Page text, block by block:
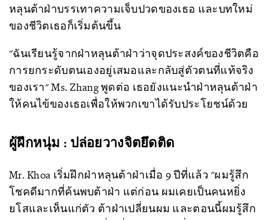
หลุนต้าฝ่าบรรเทาความเจ็บปวดของเธอ และบทใหม่
ของชีวิตเธอก็เริ่มต้นขึ้น
"ฉันเรียนรู้จากฝ่าหลุนต้าฝ่าว่าจุดประสงค์ของชีวิตคือ
การยกระดับตนเองอยู่เสมอและกลับสู่ตัวตนที่แท้จริง
ของเรา" Ms. Zhang พูดต่อ เธอยังแนะนำฝ่าหลุนต้าฝ่า
ให้คนไข้ของเธอเพื่อให้พวกเขาได้รับประโยชน์ด้วย
ผู้ฝึกหนุ่ม : ปล่อยวางจิตยึดติด
Mr. Khoa เริ่มฝึกฝ่าหลุนต้าฝ่าเมื่อ 9 ปีที่แล้ว "ผมรู้สึก
โชคดีมากที่ค้นพบต้าฝ่า แต่ก่อน ผมเคยเป็นคนหยิ่ง
ยโสและเห็นแก่ตัว ต้าฝ่าเปลี่ยนผม และตอนนี้ผมรู้สึก